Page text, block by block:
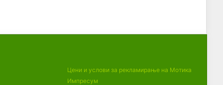
Цени и услови за рекламирање на Мотика
Импресум